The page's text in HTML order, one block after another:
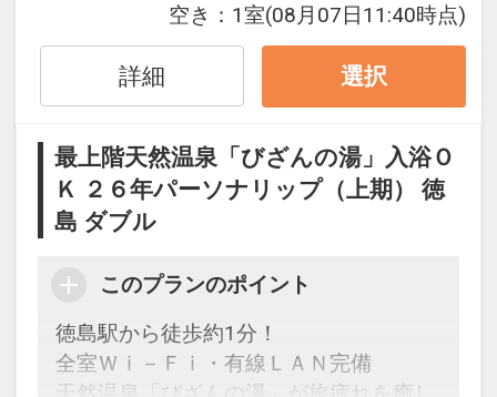
※荒天時は中止となる場合もございま
す。
●3歳～小学生のお子様に「たぬきのお
金」をご用意
お子様おひとり様につき500両(100両×5
枚つづり)
たぬきのお金で縁日やアクティビティを
※アオアヲビーチランド・阿波の國での
対応メニューおよび、テニスコートやレ
ンタサイクルにご利用いただけます。
※換金および釣銭は出ません。
※割引適用後のご旅行代金は、カレンダ
ーからお進みいただいた後表示される
「空室照会結果確認画面」でご確認くだ
さい。
氏名・客室タイプ・食事条件・プラン同
一であることが割引適用の条件となりま
す。
☆大浴場のご案内☆
んの湯」がございます。
ビジネスの疲れを癒し、旅の疲れを癒
空き： 1室(08月07日11:40時点)
詳細 選択
最上階天然温泉「びざんの湯」入浴Ｏ
Ｋ ２６年パーソナリップ（上期） 徳
島 ダブル
このプランのポイント
徳島駅から徒歩約1分！
全室Ｗｉ－Ｆｉ・有線ＬＡＮ完備